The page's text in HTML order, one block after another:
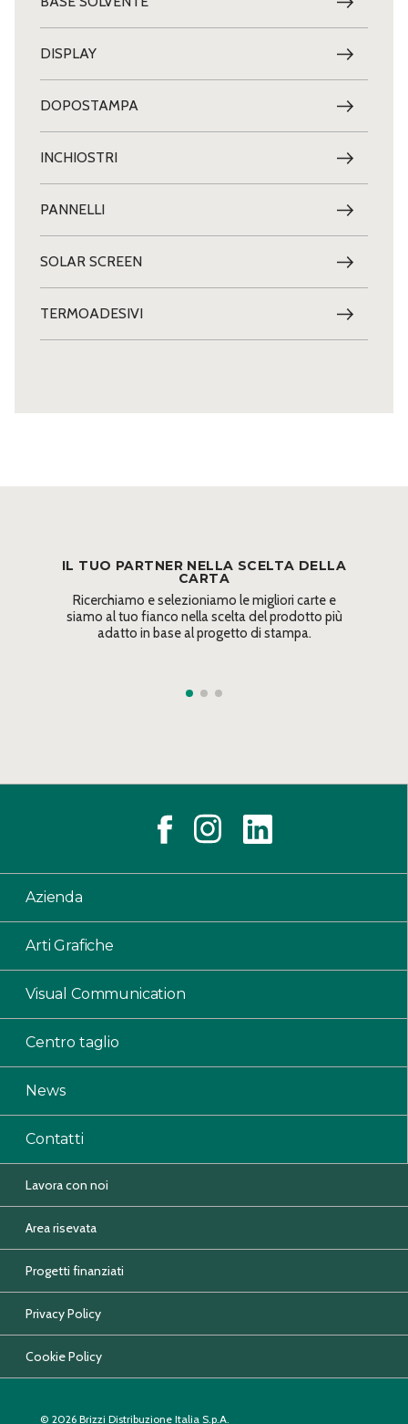
DISPLAY
DOPOSTAMPA
INCHIOSTRI
PANNELLI
SOLAR SCREEN
TERMOADESIVI
IL TUO PARTNER NELLA SCELTA DELLA
CARTA
Ricerchiamo e selezioniamo le migliori carte e
siamo al tuo fianco nella scelta del prodotto più
adatto in base al progetto di stampa.
Azienda
Arti Grafiche
Visual Communication
Centro taglio
News
Contatti
Lavora con noi
Area risevata
Progetti finanziati
Privacy Policy
Cookie Policy
© 2026 Brizzi Distribuzione Italia S.p.A.